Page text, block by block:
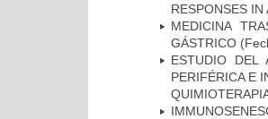
RESPONSES IN
MEDICINA
GÁSTRICO
ESTUDIO DEL
PERIFÉRICA E